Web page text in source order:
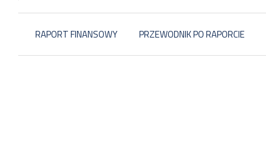
RAPORT FINANSOWY PRZEWODNIK PO RAPORCIE